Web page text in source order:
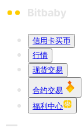
信用卡买币
行情
现货交易
合约交易
福利中心